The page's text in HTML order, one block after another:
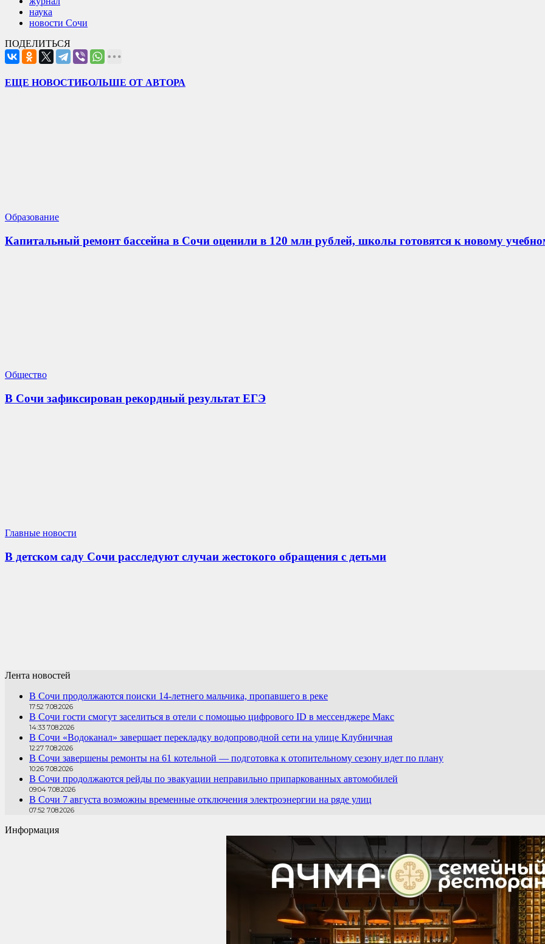
наука
новости Сочи
ПОДЕЛИТЬСЯ
ЕЩЕ НОВОСТИБОЛЬШЕ ОТ АВТОРА
Образование
Капитальный ремонт бассейна в Сочи оценили в 120 млн рублей, школы готовятся к новому
Общество
В Сочи зафиксирован рекордный результат ЕГЭ
Главные новости
В детском саду Сочи расследуют случаи жестокого обращения с детьми
Лента новостей
В Сочи продолжаются поиски 14-летнего мальчика, пропавшего в реке
17:52 7.08.2026
В Сочи гости смогут заселиться в отели с помощью цифрового ID в мессенджере Макс
14:33 7.08.2026
В Сочи «Водоканал» завершает перекладку водопроводной сети на улице Клубничная
12:27 7.08.2026
В Сочи завершены ремонты на 61 котельной — подготовка к отопительному сезону идет по плану
10:26 7.08.2026
В Сочи продолжаются рейды по эвакуации неправильно припаркованных автомобилей
09:04 7.08.2026
В Сочи 7 августа возможны временные отключения электроэнергии на ряде улиц
07:52 7.08.2026
Информация